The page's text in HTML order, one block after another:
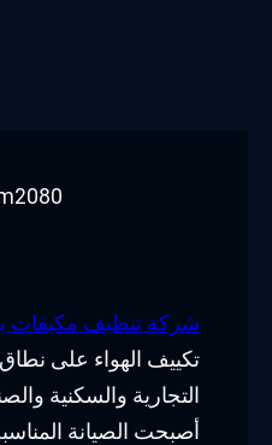
شركة تنظيف مكيفات
تكييف الهواء على
التجارية والسكنية
أصبحت الصيانة